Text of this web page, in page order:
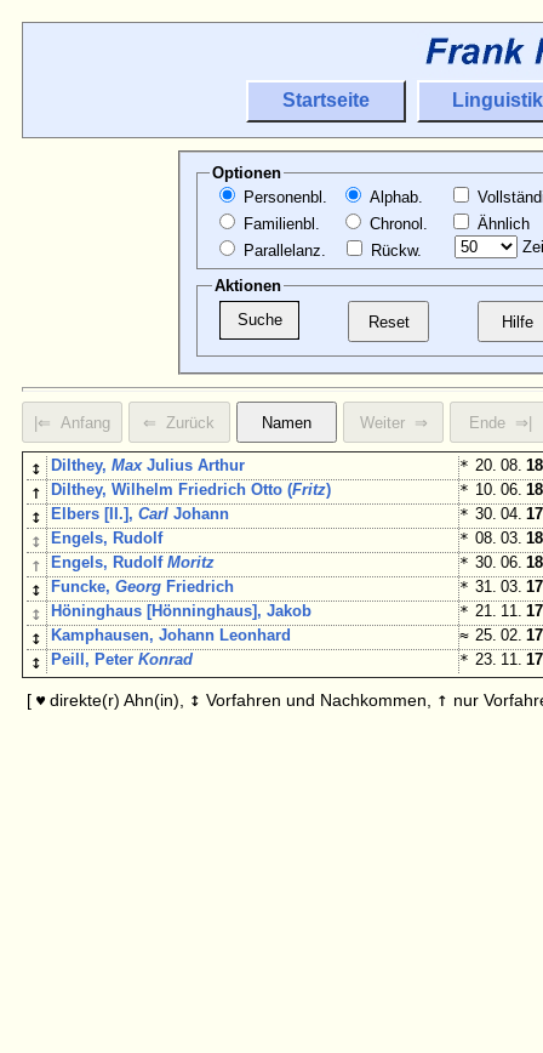
Startseite Linguistik
Optionen
Personenbl.
Familienbl.
Parallelanz.
Alphab.
Chronol.
Rückw.
Ähnlich
Aktionen
↕ Dilthey,MaxJulius Arthur * 20. 08.
↑ Dilthey, Wilhelm Friedrich Otto (Fritz) * 10. 06.
↕ Elbers [II.],Carl Johann * 30. 04.
↕ Engels, Rudolf * 08. 03.
↑ Engels, RudolfMoritz * 30. 06.
↕ Funcke,Georg Friedrich * 31. 03.
↕ Höninghaus [Hönninghaus], Jakob * 21. 11.
↕ Kamphausen, Johann Leonhard ≈ 25. 02.
↕ Peill, PeterKonrad * 23. 11.
[ ♥ direkte(r) Ahn(in), ↕ Vorfahren und Nachkommen, ↑ nur